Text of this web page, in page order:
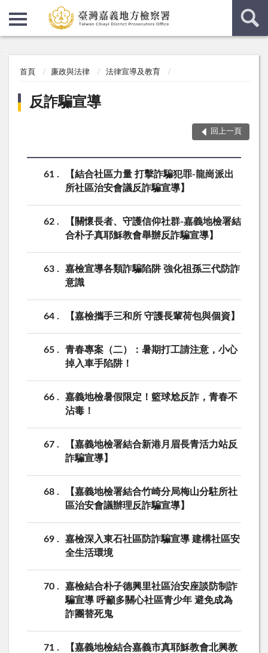
首頁 廉政與法律 法律宣導及教育
反詐騙宣導
回上一頁
61
【結合社區力量 打擊詐騙犯罪-龍崗派出
所社區治安會議反詐騙宣導】
62
【關懷長者、守護信仰社群-嘉義地檢署結
合朴子真耶穌教會舉辦反詐騙宣導】
63
嘉檢宣導各類詐騙陷阱 強化祖孫三代防詐
意識
64 【嘉檢攜手三和所 守護長輩荷包與個資】
65
青春專案（二）：暑期打工請注意，小心
掉入車手陷阱！
66
嘉義地檢暑假限定！籃球尬反詐，青春不
沾毒！
67
【嘉義地檢署結合新港月眉長青活力站反
詐騙宣導】
68
【嘉義地檢署結合竹崎分局梅山分駐所社
區治安會議辦理反詐騙宣導】
69
嘉檢深入東石社區防詐騙宣導 建構社區安
全生活環境
70
嘉檢結合朴子德興里社區治安座談防制詐
騙宣導 呼籲多關心社區青少年 避免成為
詐團替死鬼
71
【嘉義地檢結合嘉義市真耶穌教會北興教